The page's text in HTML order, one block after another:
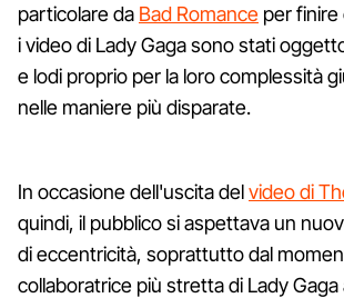
particolare da Bad Romance per finire
i video di Lady Gaga sono stati
e lodi proprio per la loro complessità
nelle maniere più disparate.
In occasione dell'uscita delvideo di
quindi, il pubblico si aspettava un
di eccentricità, soprattutto dal
collaboratrice più stretta di Lady